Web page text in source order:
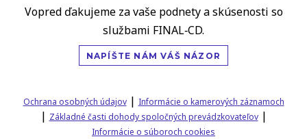
Vopred ďakujeme za vaše podnety a skúsenosti so
službami FINAL‑CD.
NAPÍŠTE NÁM VÁŠ NÁZOR
Ochrana osobných údajov| Informácie o kamerových záznamoch
| Základné časti dohody spoločných prevádzkovateľov|
Informácie o súboroch cookies